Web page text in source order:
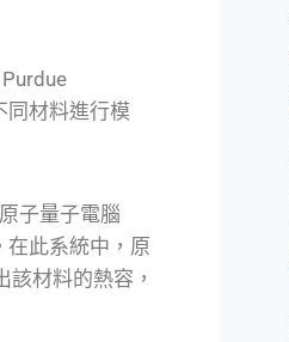
同材料進行模
子量子電腦
在此系統中，原
材料的熱容，